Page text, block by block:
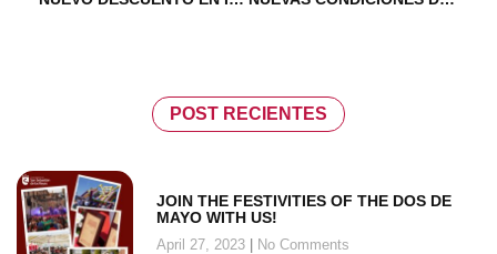
POST RECIENTES
JOIN THE FESTIVITIES OF THE DOS DE
MAYO WITH US!
April 27, 2023 No Comments